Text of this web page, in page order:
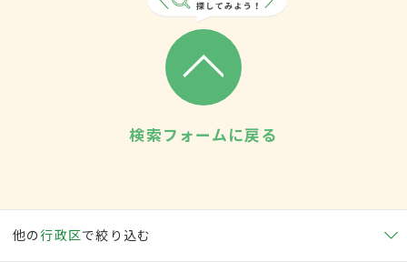
検索フォームに戻る
他の行政区で絞り込む